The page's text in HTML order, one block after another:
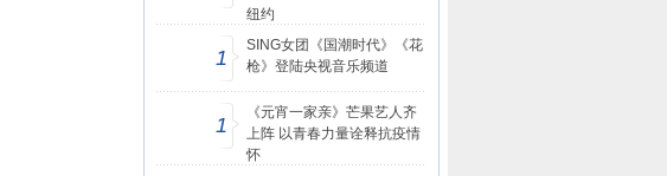
纽约
1
SING女团《国潮时代》《花
枪》登陆央视音乐频道
1
《元宵一家亲》芒果艺人齐
上阵 以青春力量诠释抗疫情
怀